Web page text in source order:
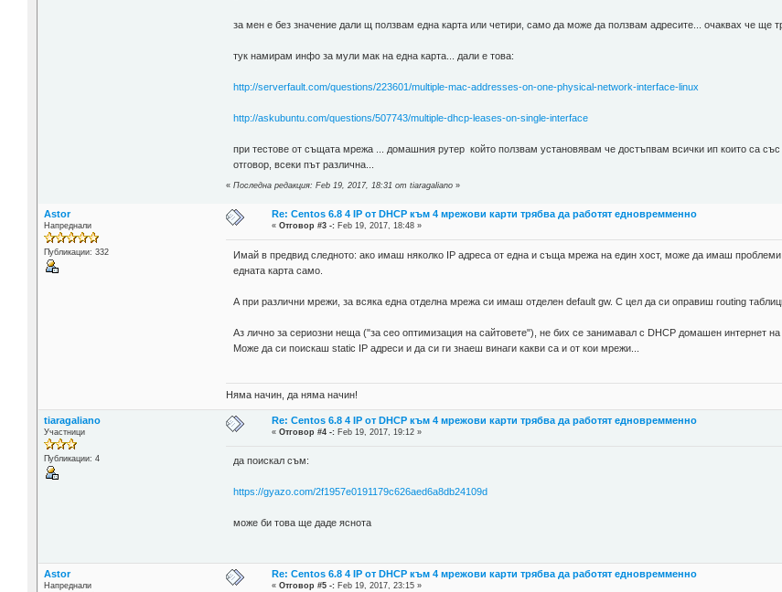
за мен е без значение дали щ ползвам една карта или четири, само да може да ползвам адресите... очаквах че ще
тук намирам инфо за мули мак на една карта... дали е това:
http://serverfault.com/questions/223601/multiple-mac-addresses-on-one-physical-network-interface-linux
http://askubuntu.com/questions/507743/multiple-dhcp-leases-on-single-interface
при тестове от същата мрежа ... домашния рутер който ползвам установявам че достъпвам всички ип които са
отговор, всеки път различна...
«Последна редакция: Feb 19, 2017, 18:31 от tiaragaliano »
Astor
Напреднали
Публикации: 332
Re: Centos 6.8 4 IP от DHCP към 4 мрежови карти трябва да работят едновремменно
«Отговор #3 -: Feb 19, 2017, 18:48 »
Имай в предвид следното: ако имаш няколко IP адреса от една и съща мрежа на един хост, може да имаш
едната карта само.
А при различни мрежи, за всяка една отделна мрежа си имаш отделен default gw. С цел да си оправиш routing
Аз лично за сериозни неща ("за сео оптимизация на сайтовете"), не бих се занимавал с DHCP домашен
Може да си поискаш static IP адреси и да си ги знаеш винаги какви са и от кои мрежи...
Няма начин, да няма начин!
tiaragaliano
Участници
Публикации: 4
Re: Centos 6.8 4 IP от DHCP към 4 мрежови карти трябва да работят едновремменно
«Отговор #4 -: Feb 19, 2017, 19:12 »
да поискал съм:
https://gyazo.com/2f1957e0191179c626aed6a8db24109d
може би това ще даде яснота
Astor
Напреднали
Re: Centos 6.8 4 IP от DHCP към 4 мрежови карти трябва да работят едновремменно
«Отговор #5 -: Feb 19, 2017, 23:15 »